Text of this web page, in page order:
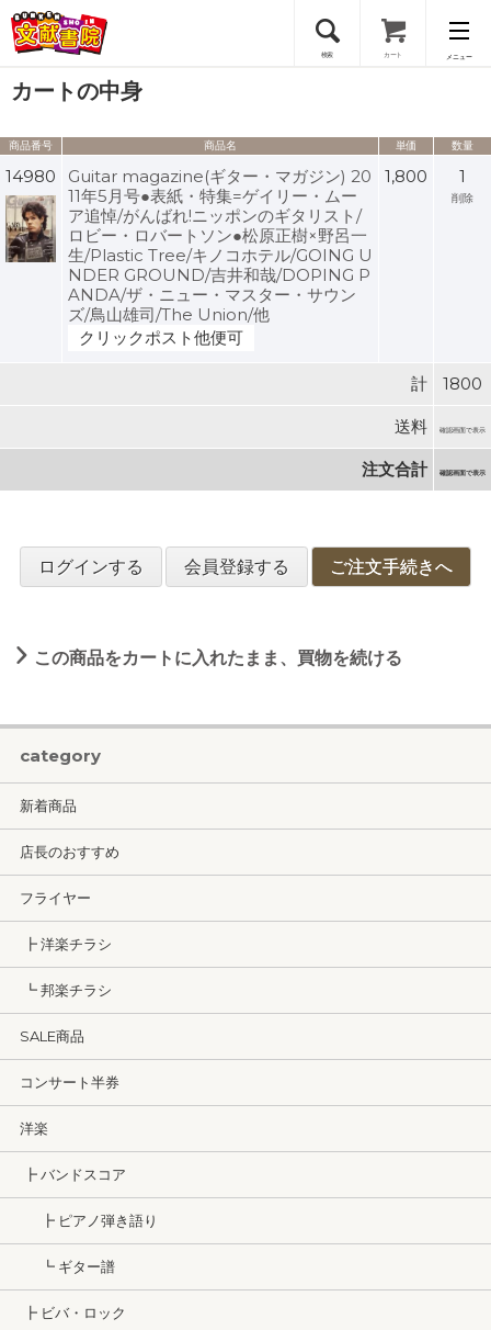
検索 カート メニュー
会員登録
ログイン
カートの中身
商品番号 商品名 単価 数量
14980
Guitar magazine(ギター・マガジン) 20
11年5月号●表紙・特集=ゲイリー・ムー
ア追悼/がんばれ!ニッポンのギタリスト/
ロビー・ロバートソン●松原正樹×野呂一
生/Plastic Tree/キノコホテル/GOING U
NDER GROUND/吉井和哉/DOPING P
ANDA/ザ・ニュー・マスター・サウン
ズ/鳥山雄司/The Union/他
クリックポスト他便可
1,800 1
削除
計 1800
送料 確認画面で表示
注文合計 確認画面で表示
ログインする 会員登録する ご注文手続きへ
この商品をカートに入れたまま、買物を続ける
category
新着商品
店長のおすすめ
フライヤー
┣ 洋楽チラシ
┗ 邦楽チラシ
SALE商品
コンサート半券
洋楽
┣ バンドスコア
┣ ピアノ弾き語り
┗ ギター譜
┣ ビバ・ロック